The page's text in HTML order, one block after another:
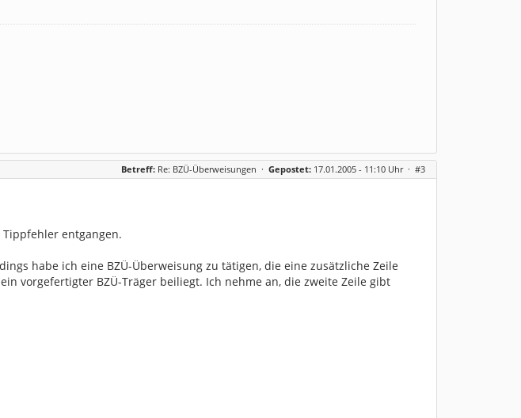
Betreff: Re: BZÜ-Überweisungen · Gepostet: 17.01.2005 - 11:10 Uhr · #3
entgangen.
habe ich eine BZÜ-Überweisung zu tätigen, die eine zusätzliche Zeile
vorgefertigter BZÜ-Träger beiliegt. Ich nehme an, die zweite Zeile gibt